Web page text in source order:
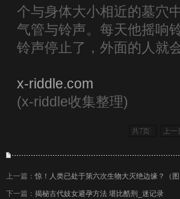
个与身体大小相近的墓穴
气管与铃声。每天他摇响
铃声停止了，外面的人就
x-riddle.com
(x-riddle收集整理)
共7页: 上一
上一篇： 惊！人类已处于第六次生物大灭绝边缘？（图
下一篇： 揭秘古代妓女避孕方法 堪比酷刑_迷记录